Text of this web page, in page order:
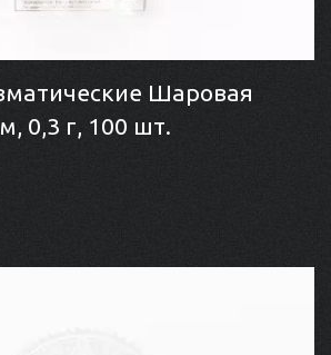
Шаровая
0,3 г, 100 шт.